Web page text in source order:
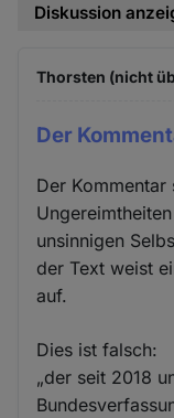
Diskussion
Thorsten (nicht
Der
Der
unsinnigen
der Text weist
auf.
Dies ist falsch:
„der seit 2018